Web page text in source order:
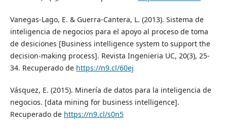
Vanegas-Lago, E. & Guerra-Cantera, L. (2013). Sistema de
inteligencia de negocios para el apoyo al proceso de toma
de desiciones [Business intelligence system to support the
decision-making process]. Revista Ingenieria UC, 20(3), 25-
34. Recuperado de https://n9.cl/60ej
Vásquez, E. (2015). Minería de datos para la inteligencia de
negocios. [data mining for business intelligence].
Recuperado de https://n9.cl/s0n5